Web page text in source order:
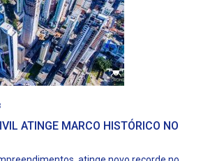
ATINGE MARCO HISTÓRICO NO